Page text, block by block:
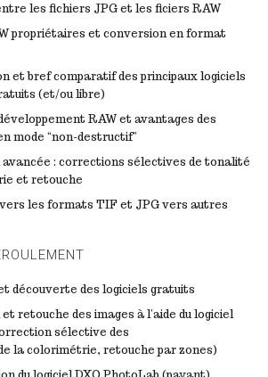
les fichiers JPG et les ficiers RAW
propriétaires et conversion en format
et bref comparatif des principaux logiciels
(et/ou libre)
RAW et avantages des
mode “non-destructif”
: corrections sélectives de tonalité
et retouche
les formats TIF et JPG vers autres
découverte des logiciels gratuits
retouche des images à l’aide du logiciel
sélective des
la colorimétrie, retouche par zones)